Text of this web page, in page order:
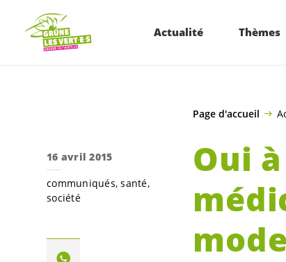
ALLER AU CONTENU PRINCIPAL
Actualité Thèmes
Page d'accueil
Oui
16 avril 2015
communiqués santé
société